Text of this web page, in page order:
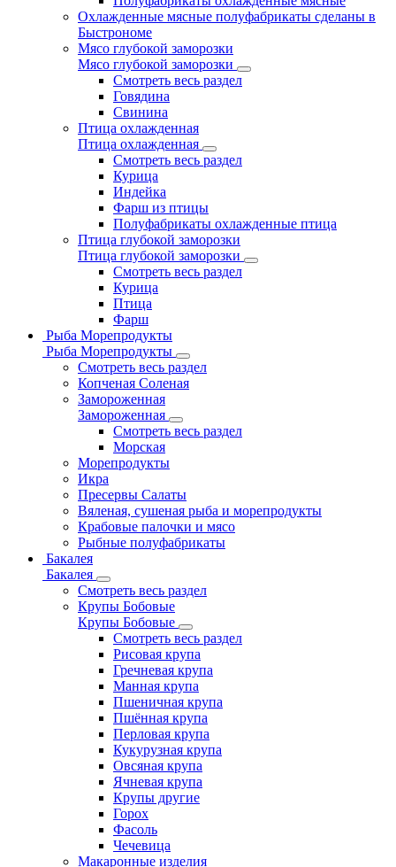
Охлажденные мясные полуфабрикаты сделаны в
Быстрономе
Мясо глубокой заморозки
Мясо глубокой заморозки
Смотреть весь раздел
Говядина
Свинина
Птица охлажденная
Птица охлажденная
Смотреть весь раздел
Курица
Индейка
Фарш из птицы
Полуфабрикаты охлажденные птица
Птица глубокой заморозки
Птица глубокой заморозки
Смотреть весь раздел
Курица
Птица
Фарш
Рыба Морепродукты
Рыба Морепродукты
Смотреть весь раздел
Копченая Соленая
Замороженная
Замороженная
Смотреть весь раздел
Морская
Морепродукты
Икра
Пресервы Салаты
Вяленая, сушеная рыба и морепродукты
Крабовые палочки и мясо
Рыбные полуфабрикаты
Бакалея
Бакалея
Смотреть весь раздел
Крупы Бобовые
Крупы Бобовые
Смотреть весь раздел
Рисовая крупа
Гречневая крупа
Манная крупа
Пшеничная крупа
Пшённая крупа
Перловая крупа
Кукурузная крупа
Овсяная крупа
Ячневая крупа
Крупы другие
Горох
Фасоль
Чечевица
Макаронные изделия